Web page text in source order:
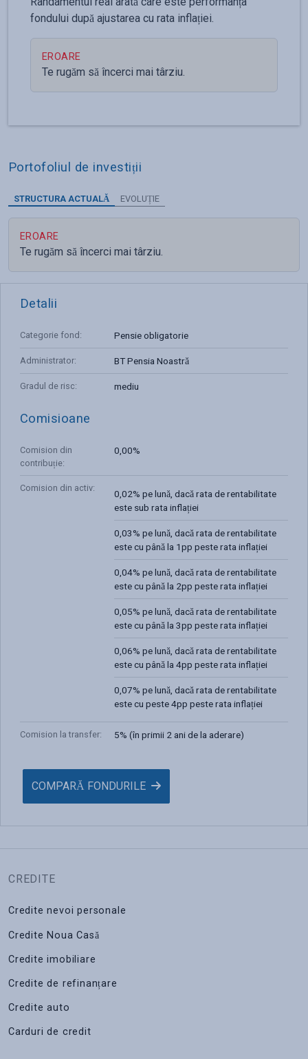
fondului după ajustarea cu rata inflației.
EROARE
Te rugăm să încerci mai târziu.
Portofoliul de investiții
STRUCTURA ACTUALĂ EVOLUȚIE
EROARE
Te rugăm să încerci mai târziu.
Detalii
Categorie fond : Pensie obligatorie
Administrator: BT Pensia Noastră
Gradul de risc: mediu
Comisioane
Comision din
contribuție:
0,00%
Comision din activ:
0,02% pe lună, dacă rata de rentabilitate
este sub rata inflației
0,03% pe lună, dacă rata de rentabilitate
este cu până la 1pp peste rata inflației
0,04% pe lună, dacă rata de rentabilitate
este cu până la 2pp peste rata inflației
0,05% pe lună, dacă rata de rentabilitate
este cu până la 3pp peste rata inflației
0,06% pe lună, dacă rata de rentabilitate
este cu până la 4pp peste rata inflației
0,07% pe lună, dacă rata de rentabilitate
este cu peste 4pp peste rata inflației
Comision la transfer: 5% (în primii 2 ani de la aderare)
COMPARĂ FONDURILE
CREDITE
Credite nevoi personale
Credite Noua Casă
Credite imobiliare
Credite de refinanțare
Credite auto
Carduri de credit